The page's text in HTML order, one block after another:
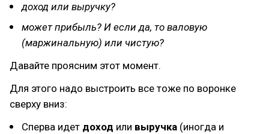
доход или выручку?
может прибыль? И если да, то валовую
(маржинальную) или чистую?
Давайте проясним этот момент.
Для этого надо выстроить все тоже по воронке
сверху вниз:
Сперва идет доход или выручка (иногда и